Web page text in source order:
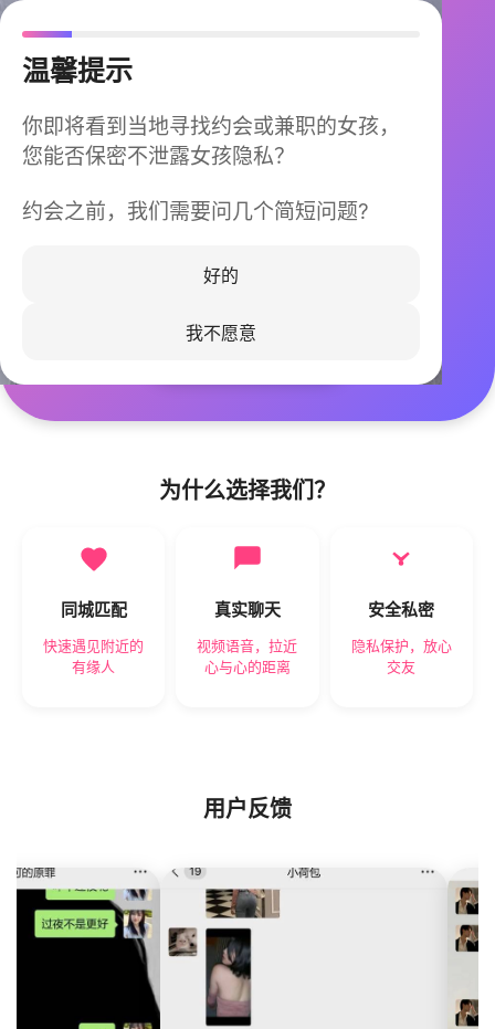
温馨提示
你即将看到当地寻找约会或兼职的女孩，
您能否保密不泄露女孩隐私？
约会之前，我们需要问几个简短问题?
好的
我不愿意
今晚不再孤单
同城快速匹配，马上认识身边的TA
立即下载
为什么选择我们？
同城匹配
快速遇见附近的
有缘人
真实聊天
视频语音，拉近
心与心的距离
安全私密
隐私保护，放心
交友
用户反馈